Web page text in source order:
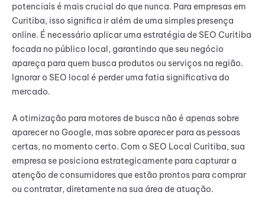
potenciais é mais crucial do que nunca. Para empresas em
Curitiba, isso significa ir além de uma simples presença
online. É necessário aplicar uma estratégia de SEO Curitiba
focada no público local, garantindo que seu negócio
apareça para quem busca produtos ou serviços na região.
Ignorar o SEO local é perder uma fatia significativa do
mercado.
A otimização para motores de busca não é apenas sobre
aparecer no Google, mas sobre aparecer para as pessoas
certas, no momento certo. Com o SEO Local Curitiba, sua
empresa se posiciona estrategicamente para capturar a
atenção de consumidores que estão prontos para comprar
ou contratar, diretamente na sua área de atuação.